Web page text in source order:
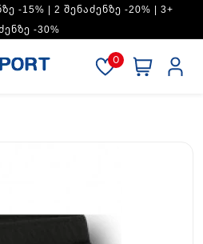
-15% | 2 ᲨᲔᲜᲐᲫᲔᲜᲖᲔ -20% | 3+
-30%
0